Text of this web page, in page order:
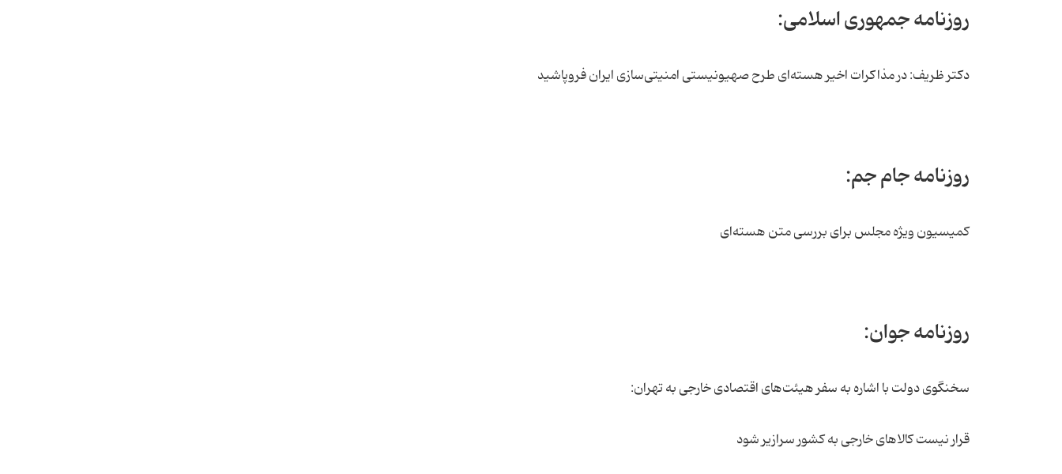
روزنامه جمهوری اسلامی:
دکتر ظریف: در مذاکرات اخیر هسته‌ای طرح صهیونیستی امنیتی‌سازی ایران فروپاشید
روزنامه جام جم:
کمیسیون ویژه مجلس برای بررسی متن هسته‌ای
روزنامه جوان:
سخنگوی دولت با اشاره به سفر هیئت‌های اقتصادی خارجی به تهران:
قرار نیست کالاهای خارجی به کشور سرازیر شود